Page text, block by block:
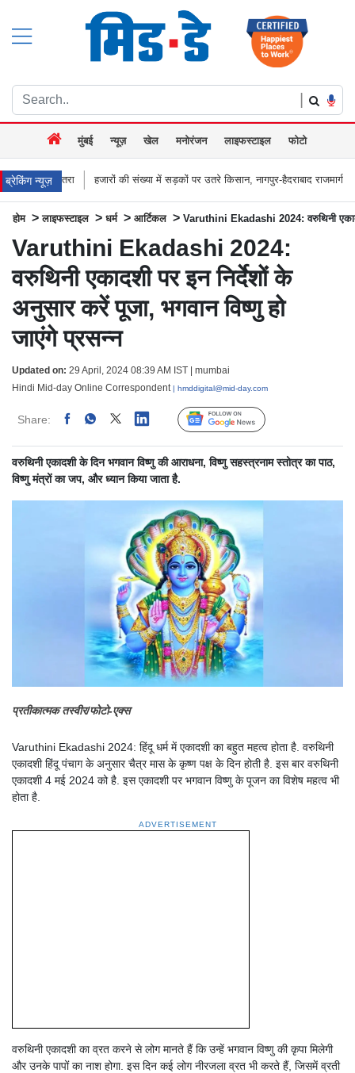
|
मुंबई न्यूज़ खेल मनोरंजन लाइफस्टाइल फोटो
ब्रेकिंग न्यूज़
हजारों की संख्या में सड़कों पर उतरे किसान, नागपुर-हैदराबाद राजमार्ग किया जाम, बच्चू कडू
होम >लाइफस्टाइल > धर्म > आर्टिकल > Varuthini Ekadashi 2024: वरुथिनी
Varuthini Ekadashi 2024:
वरुथिनी एकादशी पर इन निर्देशों के
अनुसार करें पूजा, भगवान विष्णु हो
जाएंगे प्रसन्न
Updated on: 29 April, 2024 08:39 AM IST | mumbai
Hindi Mid-day Online Correspondent | hmddigital@mid-day.com
Share: Linked Follow Us
वरुथिनी एकादशी के दिन भगवान विष्णु की आराधना, विष्णु सहस्त्रनाम स्तोत्र का पाठ,
विष्णु मंत्रों का जप, और ध्यान किया जाता है.
प्रतीकात्मक तस्वीर/फोटो-ए्क्स
Varuthini Ekadashi 2024: हिंदू धर्म में एकादशी का बहुत महत्व होता है. वरुथिनी
एकादशी हिंदू पंचाग के अनुसार चैत्र मास के कृष्ण पक्ष के दिन होती है. इस बार वरुथिनी
एकादशी 4 मई 2024 को है. इस एकादशी पर भगवान विष्णु के पूजन का विशेष महत्व भी
होता है.
ADVERTISEMENT
वरुथिनी एकादशी का व्रत करने से लोग मानते हैं कि उन्हें भगवान विष्णु की कृपा मिलेगी
और उनके पापों का नाश होगा. इस दिन कई लोग नीरजला व्रत भी करते हैं, जिसमें व्रती